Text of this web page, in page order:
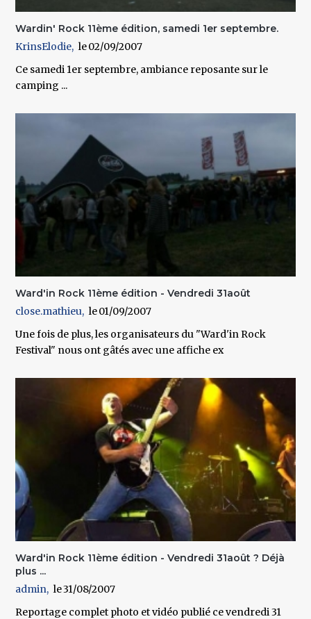
Wardin' Rock 11ème édition, samedi 1er septembre.
KrinsElodie
02/09/2007
Ce samedi 1er septembre, ambiance reposante sur le
camping ...
Ward'in Rock 11ème édition - Vendredi 31août
close.mathieu
01/09/2007
Une fois de plus, les organisateurs du "Ward'in Rock
Festival" nous ont gâtés avec une affiche ex
Ward'in Rock 11ème édition - Vendredi 31août ? Déjà
plus ...
admin
31/08/2007
Reportage complet photo et vidéo publié ce vendredi 31